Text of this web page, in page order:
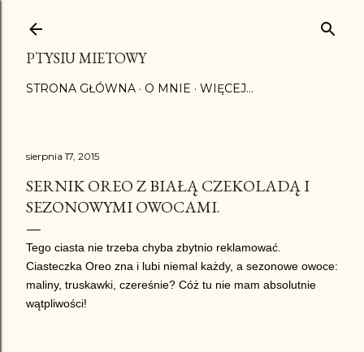
PTYSIU MIETOWY
STRONA GŁÓWNA O MNIE WIĘCEJ…
sierpnia 17, 2015
SERNIK OREO Z BIAŁĄ CZEKOLADĄ I
SEZONOWYMI OWOCAMI.
Tego ciasta nie trzeba chyba zbytnio reklamować.
Ciasteczka Oreo zna i lubi niemal każdy, a sezonowe owoce:
maliny, truskawki, czereśnie? Cóż tu nie mam absolutnie
wątpliwości!